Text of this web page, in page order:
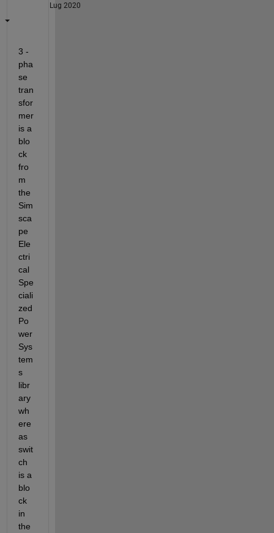
Lug 2020
3 -
pha
se
tran
sfor
mer
is a
blo
ck
fro
m
the
Sim
sca
pe
Ele
ctri
cal
Spe
ciali
zed
Po
wer
Sys
tem
s
libr
ary
wh
ere
as
swit
ch
is a
blo
ck
in
the